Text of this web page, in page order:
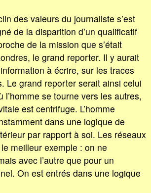
des valeurs du journaliste s’est
de la disparition d’un qualificatif
de la mission que s’était
le grand reporter. Il y aurait
à écrire, sur les traces
Le grand reporter serait ainsi celui
l’homme se tourne vers les autres,
est centrifuge. L’homme
dans une logique de
par rapport à soi. Les réseaux
meilleur exemple : on ne
avec l’autre que pour un
On est entrés dans une logique